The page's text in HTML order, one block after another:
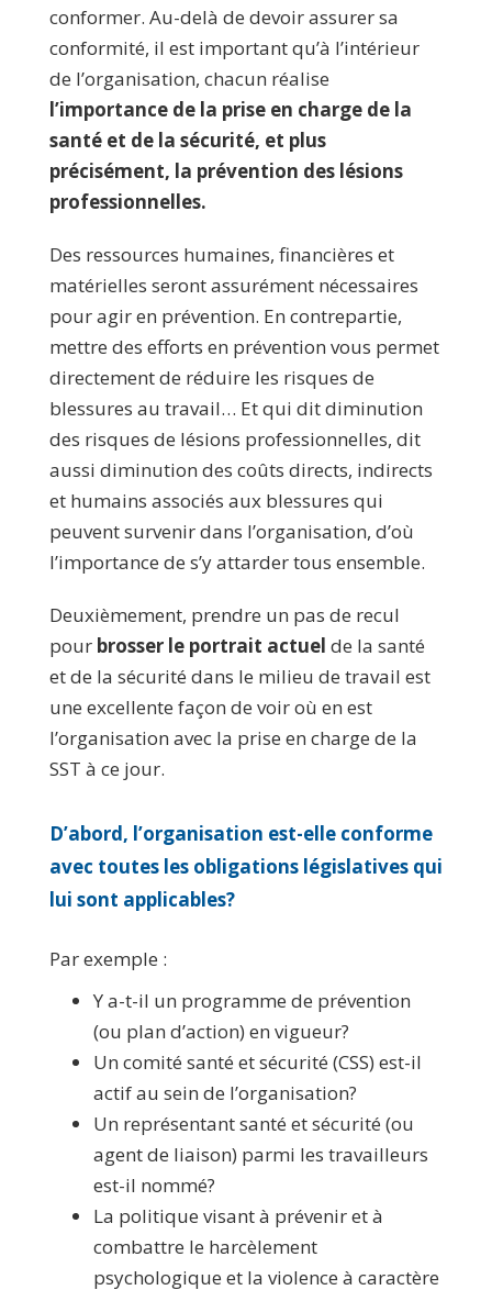
conformer. Au-delà de devoir assurer sa
conformité, il est important qu’à l’intérieur
de l’organisation, chacun réalise
l’importance de la prise en charge de la
santé et de la sécurité, et plus
précisément, la prévention des lésions
professionnelles.
Des ressources humaines, financières et
matérielles seront assurément nécessaires
pour agir en prévention. En contrepartie,
mettre des efforts en prévention vous permet
directement de réduire les risques de
blessures au travail… Et qui dit diminution
des risques de lésions professionnelles, dit
aussi diminution des coûts directs, indirects
et humains associés aux blessures qui
peuvent survenir dans l’organisation, d’où
l’importance de s’y attarder tous ensemble.
Deuxièmement, prendre un pas de recul
pour brosser le portrait actuel de la santé
et de la sécurité dans le milieu de travail est
une excellente façon de voir où en est
l’organisation avec la prise en charge de la
SST à ce jour.
D’abord, l’organisation est-elle conforme
avec toutes les obligations législatives qui
lui sont applicables?
Par exemple :
Y a-t-il un programme de prévention
(ou plan d’action) en vigueur?
Un comité santé et sécurité (CSS) est-il
actif au sein de l’organisation?
Un représentant santé et sécurité (ou
agent de liaison) parmi les travailleurs
est-il nommé?
La politique visant à prévenir et à
combattre le harcèlement
psychologique et la violence à caractère